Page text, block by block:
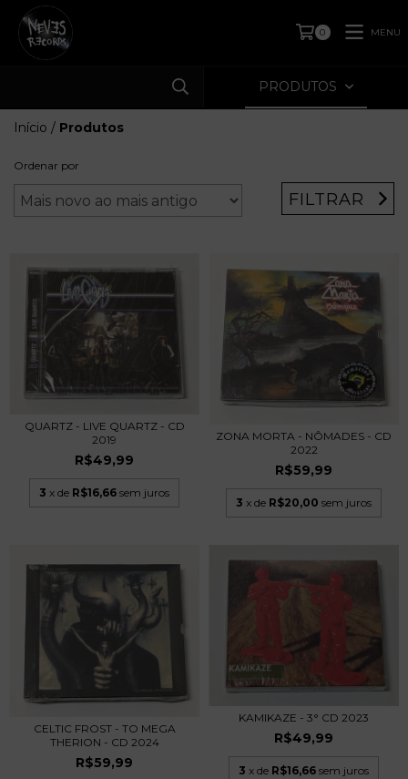
0 MENU
PRODUTOS
Início / Produtos
Ordenar por
FILTRAR
QUARTZ - LIVE QUARTZ - CD
2019
R$49,99
3 x de R$16,66 sem juros
ZONA MORTA - NÔMADES - CD
2022
R$59,99
3 x de R$20,00 sem juros
CELTIC FROST - TO MEGA
THERION - CD 2024
R$59,99
KAMIKAZE - 3° CD 2023
R$49,99
3 x de R$16,66 sem juros